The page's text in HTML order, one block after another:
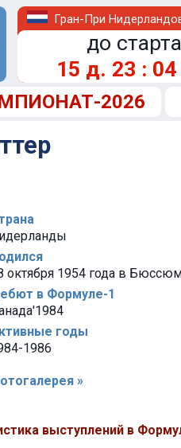
Гран-При
до
15 д. 23 : 04
2026
октября 1954 года в
в Формуле-1
годы
1986
»
выступлений в